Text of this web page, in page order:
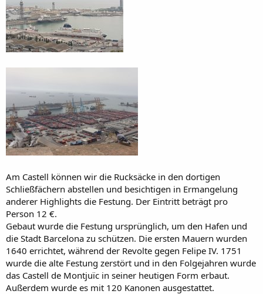
Am Castell können wir die Rucksäcke in den dortigen
Schließfächern abstellen und besichtigen in Ermangelung
anderer Highlights die Festung. Der Eintritt beträgt pro
Person 12 €.
Gebaut wurde die Festung ursprünglich, um den Hafen und
die Stadt Barcelona zu schützen. Die ersten Mauern wurden
1640 errichtet, während der Revolte gegen Felipe IV. 1751
wurde die alte Festung zerstört und in den Folgejahren wurde
das Castell de Montjuïc in seiner heutigen Form erbaut.
Außerdem wurde es mit 120 Kanonen ausgestattet.